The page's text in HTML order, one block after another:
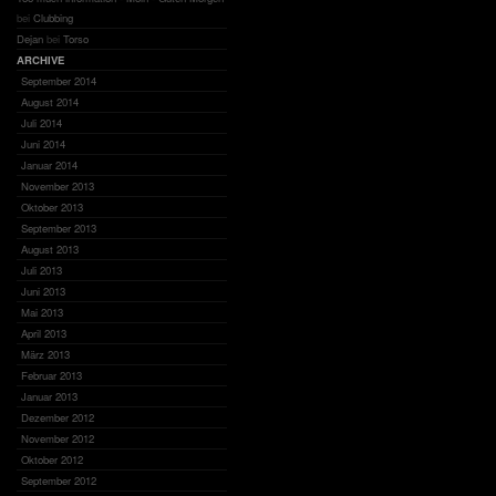
bei Clubbing
Dejan bei Torso
ARCHIVE
September 2014
August 2014
Juli 2014
Juni 2014
Januar 2014
November 2013
Oktober 2013
September 2013
August 2013
Juli 2013
Juni 2013
Mai 2013
April 2013
März 2013
Februar 2013
Januar 2013
Dezember 2012
November 2012
Oktober 2012
September 2012